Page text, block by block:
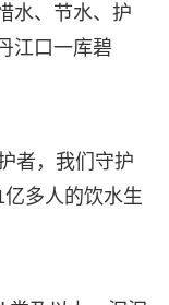
水、节水、护
江口一库碧
者，我们守护
多人的饮水生